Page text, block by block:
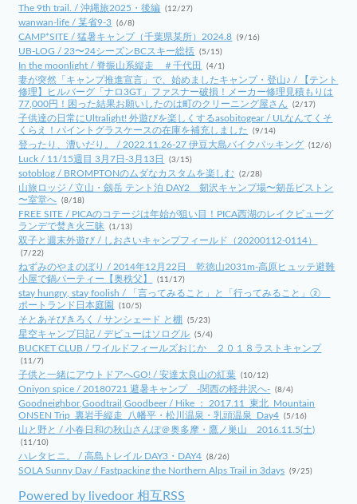
The 9th trail. / 沖縄旅2025・後編 (12/27)
wanwan-life / 某省9-3 (6/8)
CAMP*SITE / 猛暑キャンプ（千葉県某所）2024.8 (9/16)
UB-LOG / 23〜24シーズンBCスキー総括 (5/15)
In the moonlight / 脊振山系縦走 ＃千代田 (4/1)
妻が突然「キャンプ推進宣言」で、始めましたキャンプ・登山♪ / 【テント
修理】ヒルバーグ「ナロ3GT」ファスナー破損！メーカー修理見積もりは
77,000円！困った結果お願いしたのは町のクリーニング屋さん
(2/17)
子供達の日常にUltralight! 外遊びを楽しくするasobitogear / ULなんてくそ
くらえ！パイントグラスケースの在庫を補充しました
(9/14)
登ったり、漕いだり。 / 2022.11.26-27 伊豆大島バイクパッキング (12/6)
Luck / 11/15週目 3月7日-3月13日 (3/15)
sotoblog / BROMPTONのムダなカスタムを楽しむ (2/28)
山旅ロッジ / 立山・劔岳 テント泊 DAY2 剱沢キャンプ場〜剱岳ピストン
〜室堂へ (8/18)
FREE SITE / PICAのコテージは年始が狙い目！PICA西湖のレイクビューグ
ランデで焚き火三昧
(1/13)
双子と週末外遊び / しおさいキャンプフィールド（20200112-0114）
(7/22)
ねずみのやまのぼり / 2014年12月22日 乾徳山2031m-高原ヒュッテ避難
小屋で鍋パーティー【奥秩父】
(11/17)
stay hungry, stay foolish / 「言ってみること」と「行ってみること」②
ポートランド日本庭園
(10/5)
そとあそびきろく / サンシェード と棚 (5/23)
星空キャンプ日記 / デビューはソログル (5/4)
BUCKET CLUB / ワイルドフィールズおじか ２０１８ラストキャンプ
(11/7)
子供と一緒にアウトドアへGO! / 安達太良山の紅葉 (10/12)
Oniyon spice / 20180721 避暑キャンプ -関西の軽井沢へ- (8/4)
Goodneighbor,Goodtrail,Goodbeer / Hike ： 2017.11_東北_Mountain
ONSEN Trip_裏岩手縦走_八幡平・松川温泉・乳頭温泉_Day4 (5/16)
山と野と / 小春日和の秋山さんぽ＠奥多摩・鷹ノ巣山 2016.11.5(土)
(11/10)
ハレタヒニ。 / 高島トレイル DAY3・DAY4 (8/26)
SOLA Sunny Day / Fastpacking the Northern Alps Trail in 3days (9/25)
Powered by livedoor 相互RSS